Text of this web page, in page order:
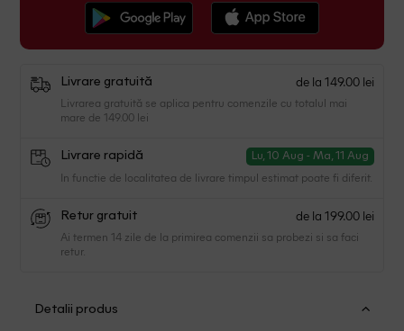
Livrare gratuită de la 149.00 lei
Livrarea gratuită se aplica pentru comenzile cu totalul mai
mare de 149.00 lei
Livrare rapidă Lu, 10 Aug - Ma, 11 Aug
In functie de localitatea de livrare timpul estimat poate fi diferit.
Retur gratuit de la 199.00 lei
Ai termen 14 zile de la primirea comenzii sa probezi si sa faci
retur.
Detalii produs